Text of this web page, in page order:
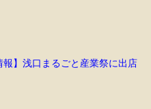
報】浅口まるごと産業祭に出店